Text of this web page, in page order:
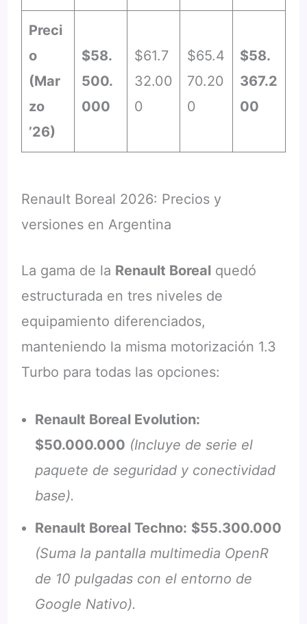
Preci
o
(Mar
zo
’26)
$58.
500.
000
$61.7
32.00
0
$65.4
70.20
0
$58.
367.2
00
Renault Boreal 2026: Precios y
versiones en Argentina
La gama de la Renault Borealquedó
estructurada en tres niveles de
equipamiento diferenciados,
manteniendo la misma motorización 1.3
Turbo para todas las opciones:
Renault Boreal Evolution:
$50.000.000 (Incluye de serie el
paquete de seguridad y conectividad
base).
Renault Boreal Techno: $55.300.000
(Suma la pantalla multimedia OpenR
de 10 pulgadas con el entorno de
Google Nativo).